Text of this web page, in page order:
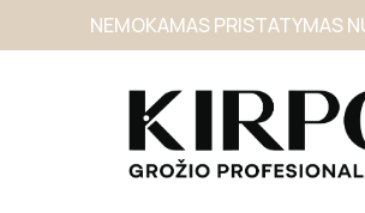
NEMOKAMAS PRISTATYMAS